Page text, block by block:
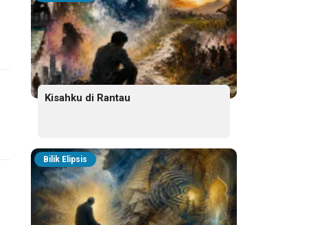
Kisahku di Rantau
Bilik Elipsis